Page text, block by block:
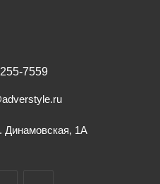
7559
Динамовская, 1А